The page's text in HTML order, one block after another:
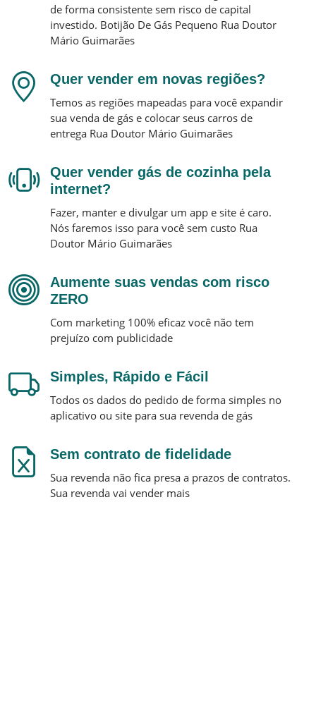
de forma consistente sem risco de capital
investido. Botijão De Gás Pequeno Rua Doutor
Mário Guimarães
Quer vender em novas regiões?
Temos as regiões mapeadas para você expandir
sua venda de gás e colocar seus carros de
entrega Rua Doutor Mário Guimarães
Quer vender gás de cozinha pela
internet?
Fazer, manter e divulgar um app e site é caro.
Nós faremos isso para você sem custo Rua
Doutor Mário Guimarães
Aumente suas vendas com risco
ZERO
Com marketing 100% eficaz você não tem
prejuízo com publicidade
Simples, Rápido e Fácil
Todos os dados do pedido de forma simples no
aplicativo ou site para sua revenda de gás
Sem contrato de fidelidade
Sua revenda não fica presa a prazos de contratos.
Sua revenda vai vender mais